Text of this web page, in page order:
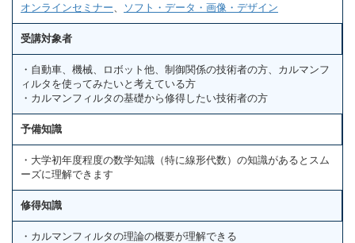
オンラインセミナー ソフト・データ・画像・デザイン
受講対象者
・自動車、機械、ロボット他、制御関係の技術者の方、カルマンフ
ィルタを使ってみたいと考えている方
・カルマンフィルタの基礎から修得したい技術者の方
予備知識
・大学初年度程度の数学知識（特に線形代数）の知識があるとスム
ーズに理解できます
修得知識
・カルマンフィルタの理論の概要が理解できる